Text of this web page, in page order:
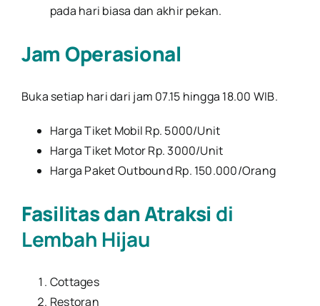
pada hari biasa dan akhir pekan.
Jam Operasional
Buka setiap hari dari jam 07.15 hingga 18.00 WIB.
Harga Tiket Mobil Rp. 5000/Unit
Harga Tiket Motor Rp. 3000/Unit
Harga Paket Outbound Rp. 150.000/Orang
Fasilitas dan Atraksi di
Lembah Hijau
Cottages
Restoran